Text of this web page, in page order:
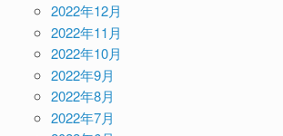
2022年12月
2022年11月
2022年10月
2022年9月
2022年8月
2022年7月